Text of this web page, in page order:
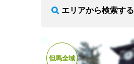
エリアから検索する
但馬全域